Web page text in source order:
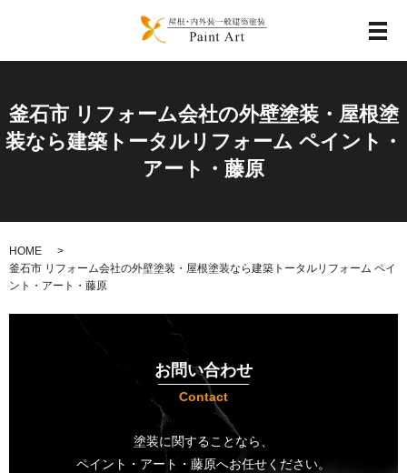
メ
釜石市 リフォーム会社の外壁塗装・屋根塗
装なら建築トータルリフォーム ペイント・
アート・藤原
HOME
釜石市 リフォーム会社の外壁塗装・屋根塗装なら建築トータルリフォーム ペイ
ント・アート・藤原
お問い合わせ
Contact
塗装に関することなら、
ペイント・アート・藤原へお任せください。